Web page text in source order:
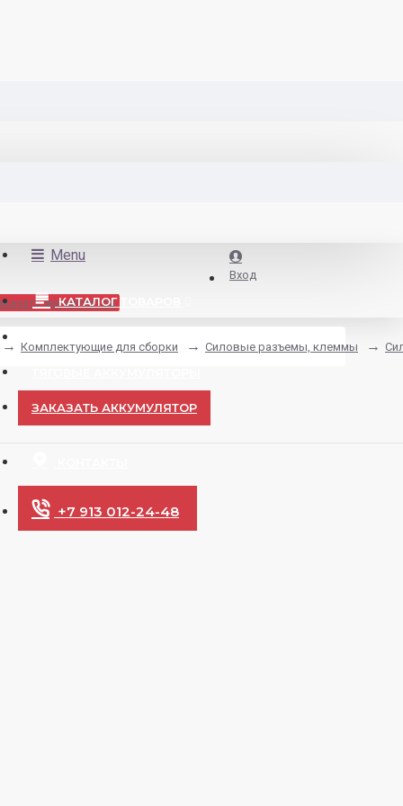
Menu
КАТАЛОГ ТОВАРОВ
ЗАКАЗАТЬ АККУМУЛЯТОР
+7 913 012-24-48
Вход
аккумулятор
Комплектующие для сборки Силовые разъемы, клеммы